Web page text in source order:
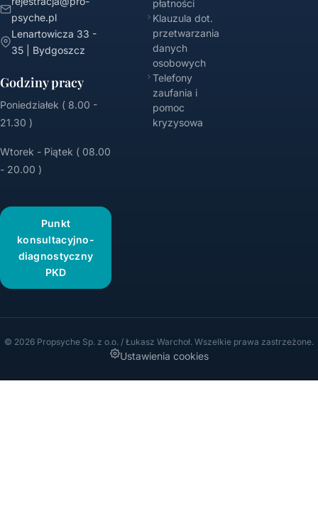
psyche.pl
Lenartowicza 33 -
35 | Bydgoszcz
Godziny pracy
Poniedziałek ( 8.00 -
21.30 )
Wtorek - Piątek ( 08.00
- 20.00 )
Punkt
konsultacyjno-
diagnostyczny
PKD
płatności
Klauzula dot.
przetwarzania
danych
osobowych
Telefony
zaufania i
pomoc
kryzysowa
© 2026 Propsyche Sp. z o.o. / Łukasz Warchoł. Wszelkie prawa zastrzeżone.
Ustawienia cookies